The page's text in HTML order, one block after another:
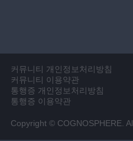
커뮤니티 개인정보처리방침
커뮤니티 이용약관
통행증 개인정보처리방침
통행증 이용약관
Copyright © COGNOSPHERE.